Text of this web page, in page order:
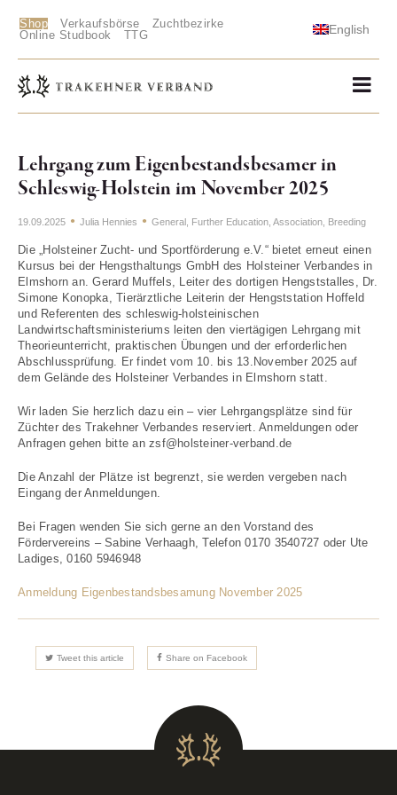
Shop Verkaufsbörse
Zuchtbezirke
Online Studbook
TTG English
Lehrgang zum Eigenbestandsbesamer in
Schleswig-Holstein im November 2025
19.09.2025 Julia Hennies General Further Education Association Breeding
Die „Holsteiner Zucht- und Sportförderung e.V.“ bietet erneut einen
Kursus bei der Hengsthaltungs GmbH des Holsteiner Verbandes in
Elmshorn an. Gerard Muffels, Leiter des dortigen Hengststalles, Dr.
Simone Konopka, Tierärztliche Leiterin der Hengststation Hoffeld
und Referenten des schleswig-holsteinischen
Landwirtschaftsministeriums leiten den viertägigen Lehrgang mit
Theorieunterricht, praktischen Übungen und der erforderlichen
Abschlussprüfung. Er findet vom 10. bis 13.November 2025 auf
dem Gelände des Holsteiner Verbandes in Elmshorn statt.
Wir laden Sie herzlich dazu ein – vier Lehrgangsplätze sind für
Züchter des Trakehner Verbandes reserviert. Anmeldungen oder
Anfragen gehen bitte an zsf@holsteiner-verband.de
Die Anzahl der Plätze ist begrenzt, sie werden vergeben nach
Eingang der Anmeldungen.
Bei Fragen wenden Sie sich gerne an den Vorstand des
Fördervereins – Sabine Verhaagh, Telefon 0170 3540727 oder Ute
Ladiges, 0160 5946948
Anmeldung Eigenbestandsbesamung November 2025
Tweet this article Share on Facebook